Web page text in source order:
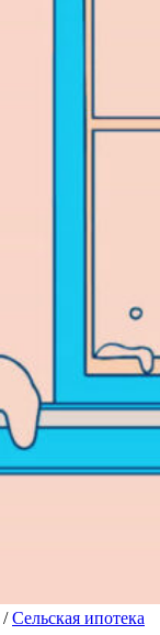
/Сельская ипотека